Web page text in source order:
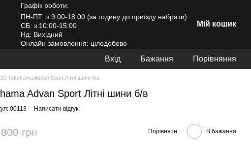
Графік роботи:
ПН-ПТ: з 9:00-18:00 (за годину до приїзду набрати)
СБ: з 10:00-15:00
Нд: Вихідний
Онлайн замовлення: цілодобово
Мій кошик
Вхід Бажання Порівняння
Yokohama Advan Sport Літні шини б/в
Advan Sport Літні шини б/в
00113 Написати відгук
грн Порівняти В бажання